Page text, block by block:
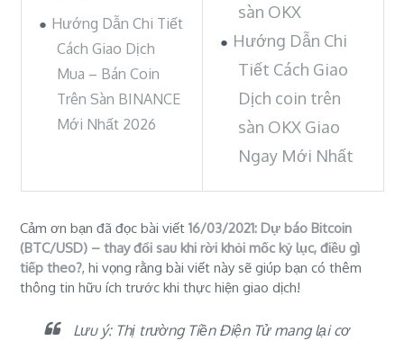
Hướng Dẫn Chi Tiết
Cách Giao Dịch
Mua – Bán Coin
Trên Sàn BINANCE
Mới Nhất 2026
sàn OKX
Hướng Dẫn Chi
Tiết Cách Giao
Dịch coin trên
sàn OKX Giao
Ngay Mới Nhất
Cảm ơn bạn đã đọc bài viết16/03/2021: Dự báo Bitcoin
(BTC/USD) – thay đổi sau khi rời khỏi mốc kỷ lục, điều gì
tiếp theo?, hi vọng rằng bài viết này sẽ giúp bạn có thêm
thông tin hữu ích trước khi thực hiện giao dịch!
Lưu ý: Thị trường Tiền Điện Tử mang lại cơ